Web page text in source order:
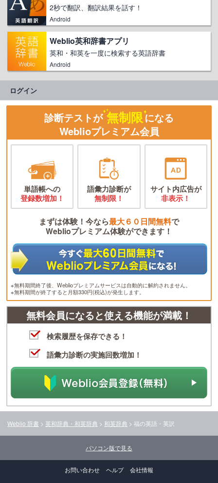
2秒で翻訳、翻訳結果を話す！
Android
Weblio英和辞書アプリ
英和・和英を一度に検索する英語辞書
Android
ログイン
診断テストが 無制限になる
Weblioプレミアム会員
単語帳への
登録数増加！
語彙力診断が
無制限！
サイト内広告が
非表示！
まずは体験！今なら最大６０日間無料で
Weblioプレミアム体験ができます！
※無料期間終了後、Weblioプレミアムサービスは自動的に解約されません。
※無料期間が終了すると月額330円(税込)が発生します。
無料会員になると使える機能が満載！
検索履歴を保存できる！
語彙力診断の実施回数増加！
Weblio 辞書 > 英和辞典・和英辞典 > 和英辞典 > 福の英語・英訳
パソコン版で見る
お問い合わせ ヘルプ 会社情報